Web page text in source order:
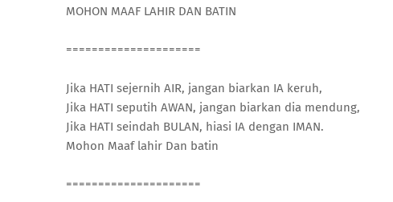
MOHON MAAF LAHIR DAN BATIN
=====================
Jika HATI sejernih AIR, jangan biarkan IA keruh,
Jika HATI seputih AWAN, jangan biarkan dia mendung,
Jika HATI seindah BULAN, hiasi IA dengan IMAN.
Mohon Maaf lahir Dan batin
=====================